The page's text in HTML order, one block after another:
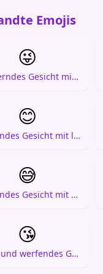
Emojis
😜
Zwinkerndes Gesicht mit Zunge
😊
Lächelndes Gesicht mit lächelnden Augen
😅
Lächelndes Gesicht mit Schweiß
😘
Kussmund werfendes Gesicht